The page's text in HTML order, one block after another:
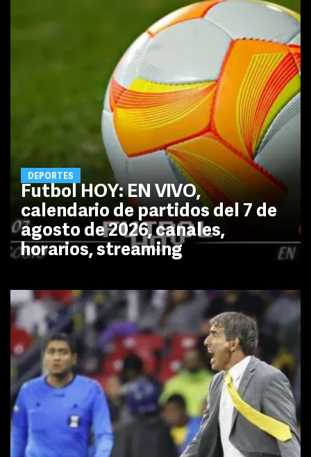
DEPORTES
Futbol HOY: EN VIVO,
calendario de partidos del 7 de
agosto de 2026, canales,
horarios, streaming